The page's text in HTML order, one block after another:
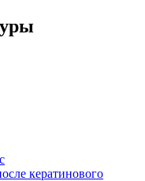
кератинового